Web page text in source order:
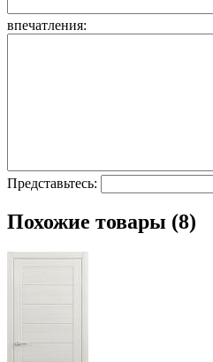
впечатления:
Представьтесь:
Похожие товары (8)